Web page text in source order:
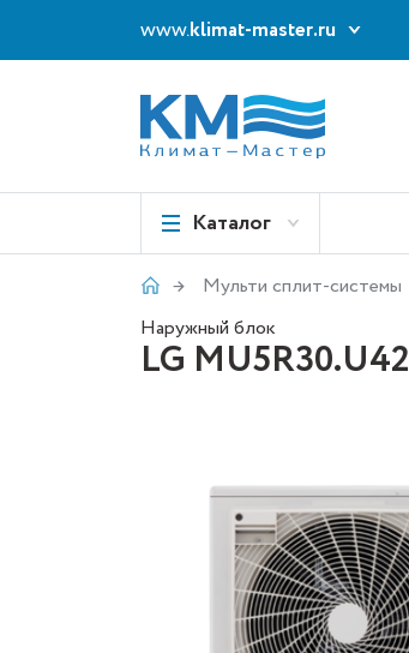
www.klimat-master.ru
Каталог
Мульти сплит-системы
Наружный блок
LG MU5R30.U42